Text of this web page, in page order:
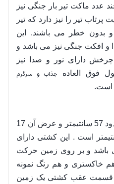
عدد ماکت تیر بار جنگی نیز
پرتاب تیر را نیز دارد که تیر
بدون خطر می باشند. این
و افکت جنگی نیز می باشد و
دارای نور و صدا نیز
فوق العاده جذاب و سرگرم
است.
اندازه این کشتی جنگی در حدود 57 سانتیمتر و عرض آن 17
و ارتفاع آن 28 سانتیمتر است . این کشتی دارای
باشد و بر روی زمین حرکت
خاکستری و هم رنگ نمونه
قسمت عقب کشتی یک زمین